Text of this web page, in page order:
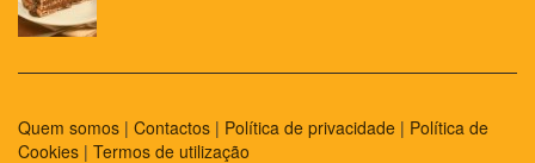
Quem somos | Contactos | Política de privacidade | Política de
Cookies | Termos de utilização